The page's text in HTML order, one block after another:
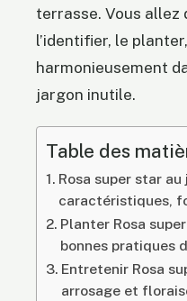
terrasse. Vous allez
l’identifier, le
harmonieusement
jargon inutile.
Table des
Rosa super star au
caractéristiques,
Planter Rosa
bonnes pratiques
Entretenir Rosa
arrosage et